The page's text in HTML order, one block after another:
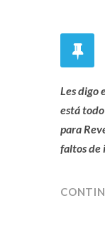
Les digo
está
para
faltos de